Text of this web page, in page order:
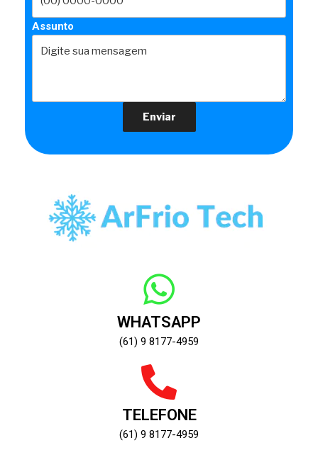
Assunto
WHATSAPP
(61) 9 8177-4959
TELEFONE
(61) 9 8177-4959